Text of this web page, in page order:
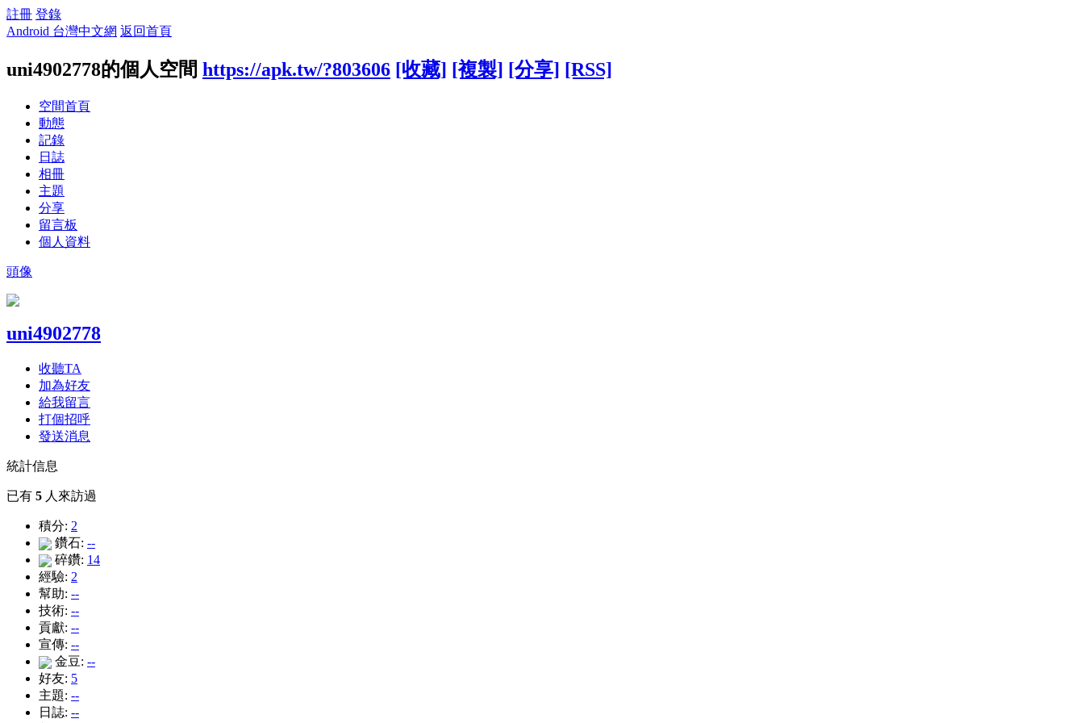
註冊 登錄
Android 台灣中文網 返回首頁
uni4902778的個人空間 https://apk.tw/?803606 [收藏] [複製] [分享] [RSS]
空間首頁
動態
記錄
日誌
相冊
主題
分享
留言板
個人資料
頭像
uni4902778
收聽TA
加為好友
給我留言
打個招呼
發送消息
統計信息
已有 5 人來訪過
積分: 2
鑽石: --
碎鑽: 14
經驗: 2
幫助: --
技術: --
貢獻: --
宣傳: --
金豆: --
好友: 5
主題: --
日誌: --